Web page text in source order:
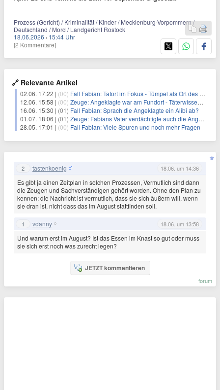
Prozess (Gericht) / Kriminalität / Kinder / Mecklenburg-Vorpommern /
Deutschland / Mord / Landgericht Rostock
18.06.2026 · 15:44 Uhr
[2 Kommentare]
🔗 Relevante Artikel
02.06. 17:22 | (00) Fall Fabian: Tatort im Fokus - Tümpel als Ort des Grauens
12.06. 15:58 | (00) Zeuge: Angeklagte war am Fundort - Täterwissen oder Zufall?
16.06. 15:30 | (01) Fall Fabian: Sprach die Angeklagte ein Alibi ab?
01.07. 18:06 | (01) Zeuge: Fabians Vater verdächtigte auch die Angeklagte
28.05. 17:01 | (00) Fall Fabian: Viele Spuren und noch mehr Fragen
2 tastenkoenig 18.06. um 14:36
Es gibt ja einen Zeitplan in solchen Prozessen, Vermutlich sind dann
die Zeugen und Sachverständigen gehört worden. Ohne den Plan zu
kennen: die Nachricht ist vermutlich, dass sie sich äußern will, wenn
sie dran ist, nicht dass das im August stattfinden soll.
1 vdanny 18.06. um 13:58
Und warum erst im August? Ist das Essen im Knast so gut oder muss
sie sich erst noch was zurecht legen?
JETZT kommentieren
forum